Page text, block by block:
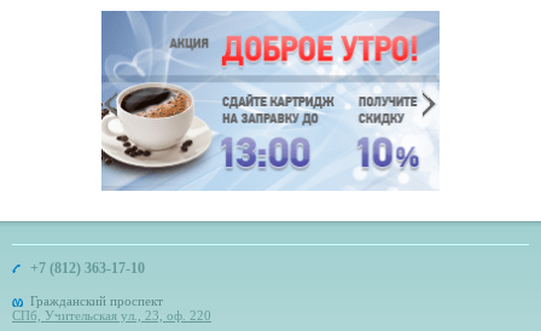
+7 (812) 363-17-10
Гражданский проспект
СПб, Учительская ул., 23, оф. 220